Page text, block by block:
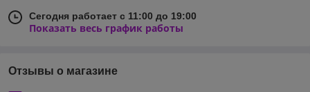
Сегодня работает с 11:00 до 19:00
Показать весь график работы
Отзывы о магазине